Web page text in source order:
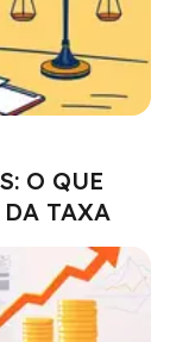
O QUE
TAXA